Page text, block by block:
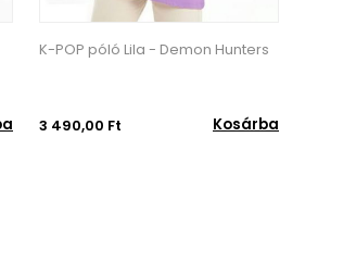
K-POP póló Lila - Demon Hunters
3 490,00 Ft Kosárba